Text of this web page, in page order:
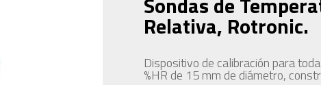
Relativa, Rotronic.
Dispositivo de calibración para
%HR de 15 mm de diámetro,